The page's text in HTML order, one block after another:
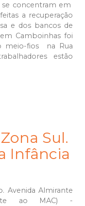
se concentram em
a recuperação
e dos bancos de
Camboinhas foi
meio-fios na Rua
estão
Sul.
Infância
Avenida Almirante
ao MAC) -